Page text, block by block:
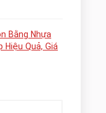
Bằng Nhựa
Hiệu Quả, Giá